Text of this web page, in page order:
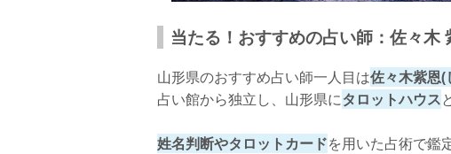
口コミ
鑑定料金
店舗詳細
さいごに
当たる！おすすめの占い師：佐々木
山形県のおすすめ占い師一人目は佐々木紫恩(
占い館から独立し、山形県にタロットハウス
姓名判断やタロットカードを用いた占術で鑑